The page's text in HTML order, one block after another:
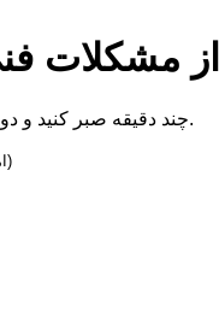
چند دقیقه صبر کنید و دوباره صفحه را بارگیری کنید.
(امکان تماس با پایگاه‌داده نیست)